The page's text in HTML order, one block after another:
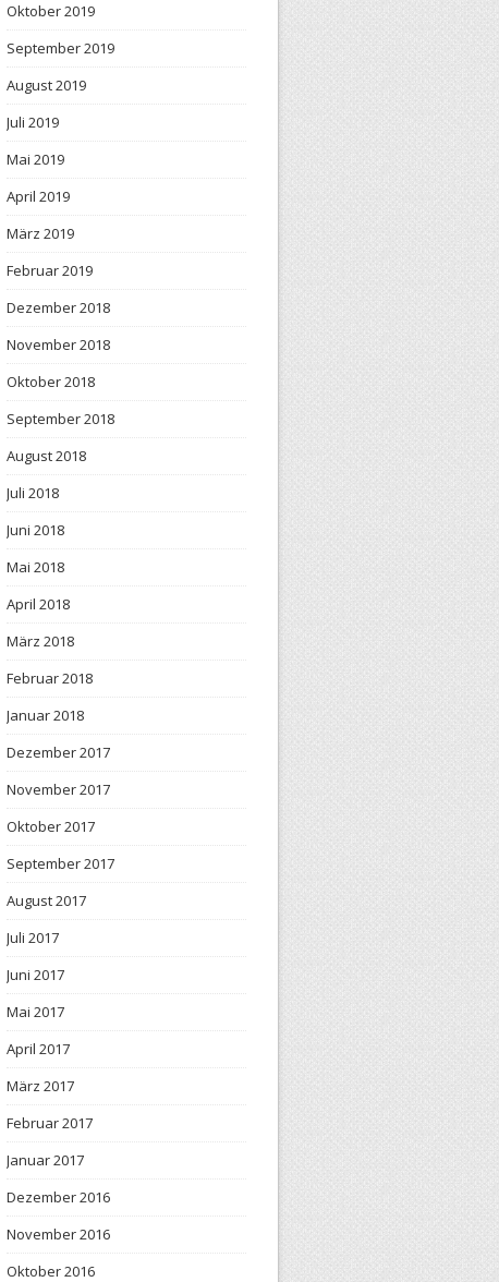
Oktober 2019
September 2019
August 2019
Juli 2019
Mai 2019
April 2019
März 2019
Februar 2019
Dezember 2018
November 2018
Oktober 2018
September 2018
August 2018
Juli 2018
Juni 2018
Mai 2018
April 2018
März 2018
Februar 2018
Januar 2018
Dezember 2017
November 2017
Oktober 2017
September 2017
August 2017
Juli 2017
Juni 2017
Mai 2017
April 2017
März 2017
Februar 2017
Januar 2017
Dezember 2016
November 2016
Oktober 2016